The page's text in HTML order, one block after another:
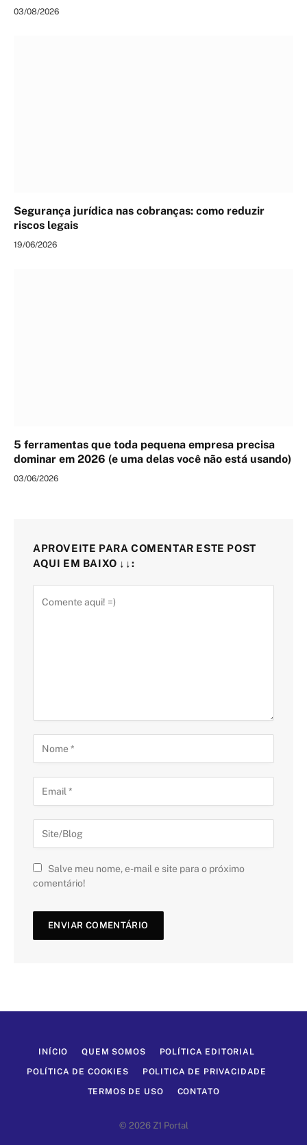
03/08/2026
Segurança jurídica nas cobranças: como reduzir
riscos legais
19/06/2026
5 ferramentas que toda pequena empresa precisa
dominar em 2026 (e uma delas você não está usando)
03/06/2026
APROVEITE PARA COMENTAR ESTE POST
AQUI EM BAIXO ↓↓:
Salve meu nome, e-mail e site para o próximo
comentário!
INÍCIO QUEM SOMOS POLÍTICA EDITORIAL
POLÍTICA DE COOKIES POLITICA DE PRIVACIDADE
TERMOS DE USO CONTATO
© 2026 Z1 Portal